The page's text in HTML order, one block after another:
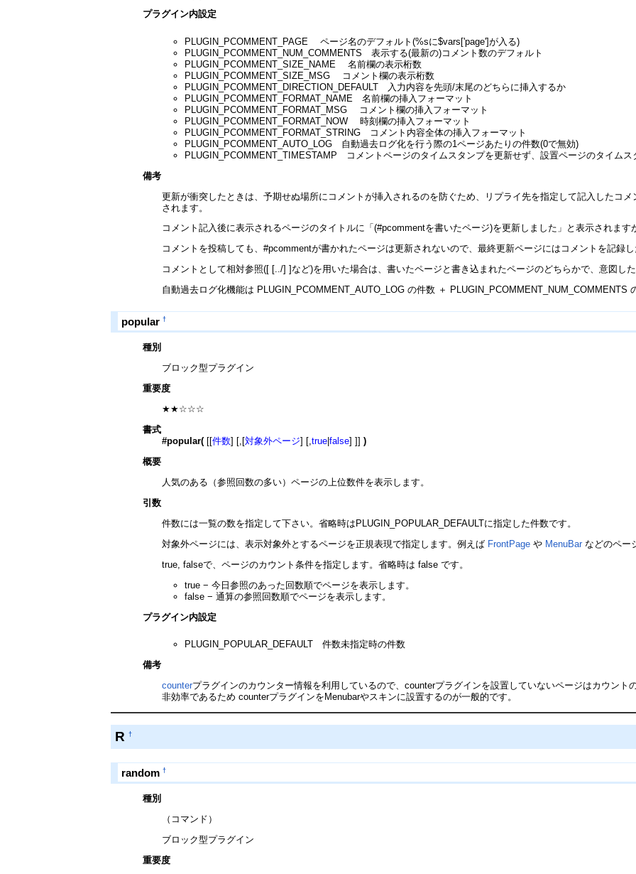
プラグイン内設定
PLUGIN_PCOMMENT_PAGE ページ名のデフォルト(%sに$vars['page']が入る)
PLUGIN_PCOMMENT_NUM_COMMENTS 表示する(最新の)コメント数のデフォルト
PLUGIN_PCOMMENT_SIZE_NAME 名前欄の表示桁数
PLUGIN_PCOMMENT_SIZE_MSG コメント欄の表示桁数
PLUGIN_PCOMMENT_DIRECTION_DEFAULT 入力内容を先頭/末尾のどちらに挿入するか
PLUGIN_PCOMMENT_FORMAT_NAME 名前欄の挿入フォーマット
PLUGIN_PCOMMENT_FORMAT_MSG コメント欄の挿入フォーマット
PLUGIN_PCOMMENT_FORMAT_NOW 時刻欄の挿入フォーマット
PLUGIN_PCOMMENT_FORMAT_STRING コメント内容全体の挿入フォーマット
PLUGIN_PCOMMENT_AUTO_LOG 自動過去ログ化を行う際の1ページあたりの件数(0で無効)
PLUGIN_PCOMMENT_TIMESTAMP コメントページのタイムスタンプを更新せず、設置ページのタイムス
備考
更新が衝突したときは、予期せぬ場所にコメントが挿入されるのを防ぐため、リプライ先を指定して記入したコ
されます。
コメント記入後に表示されるページのタイトルに「(#pcommentを書いたページ)を更新しました」と表示されます
コメントを投稿しても、#pcommentが書かれたページは更新されないので、最終更新ページにはコメントを記録
コメントとして相対参照([ [../] ]など)を用いた場合は、書いたページと書き込まれたページのどちらかで、意図し
自動過去ログ化機能は PLUGIN_PCOMMENT_AUTO_LOG の件数 ＋ PLUGIN_PCOMMENT_NUM_COMMENTS
popular †
種別
ブロック型プラグイン
重要度
★★☆☆☆
書式
#popular( [[件数] [,[対象外ページ] [,true |false] ]])
概要
人気のある（参照回数の多い）ページの上位数件を表示します。
引数
件数には一覧の数を指定して下さい。省略時はPLUGIN_POPULAR_DEFAULTに指定した件数です。
対象外ページには、表示対象外とするページを正規表現で指定します。例えば FrontPage や MenuBar などのペー
true, falseで、ページのカウント条件を指定します。省略時は false です。
true − 今日参照のあった回数順でページを表示します。
false − 通算の参照回数順でページを表示します。
プラグイン内設定
PLUGIN_POPULAR_DEFAULT 件数未指定時の件数
備考
counterプラグインのカウンター情報を利用しているので、counterプラグインを設置していないページはカウン
非効率であるため counterプラグインをMenubarやスキンに設置するのが一般的です。
R†
random †
種別
（コマンド）
ブロック型プラグイン
重要度